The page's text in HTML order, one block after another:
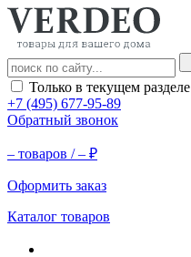
Только в текущем разделе
+7 (495) 677-95-89
Обратный звонок
– товаров /– ₽
Оформить заказ
Каталог товаров